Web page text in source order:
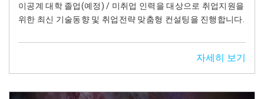
이공계 대학 졸업(예정) / 미취업 인력을 대상으로 취업지원을
위한 최신 기술동향 및 취업전략 맞춤형 컨설팅을 진행합니다.
자세히 보기